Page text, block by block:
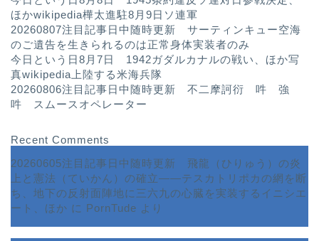
ほかwikipedia樺太進駐8月9日ソ連軍
20260807注目記事日中随時更新 サーティンキュー空海
のご遺告を生きられるのは正常身体実装者のみ
今日という日8月7日 1942ガダルカナルの戦い、ほか写
真wikipedia上陸する米海兵隊
20260806注目記事日中随時更新 不二摩訶衍 吽 強
吽 スムースオペレーター
Recent Comments
20260605注目記事日中随時更新 飛龍（ひりゅう）の炎
上と憲法（ていかん）の確立――テスカトリポカの網を断
ち、地下の反射面陣地に三六九の心臓を実装するイニシエ
ート、ほか に PornTude より